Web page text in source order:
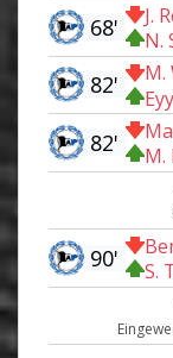
J.
N.
68'
M.
82'
M.
82'
S.
90'